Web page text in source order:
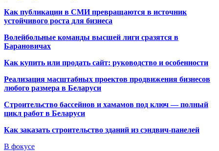
Как публикации в СМИ превращаются в источник
устойчивого роста для бизнеса
Волейбольные команды высшей лиги сразятся в
Барановичах
Как купить или продать сайт: руководство и особенности
Реализация масштабных проектов продвижения бизнесов
любого размера в Беларуси
Строительство бассейнов и хамамов под ключ — полный
цикл работ в Беларуси
Как заказать строительство зданий из сэндвич-панелей
В фокусе